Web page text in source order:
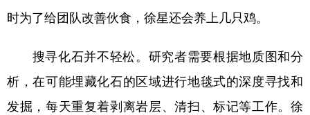
时为了给团队改善伙食，徐星还会养上几只鸡。
搜寻化石并不轻松。研究者需要根据地质图和分
析，在可能埋藏化石的区域进行地毯式的深度寻找和
发掘，每天重复着剥离岩层、清扫、标记等工作。徐